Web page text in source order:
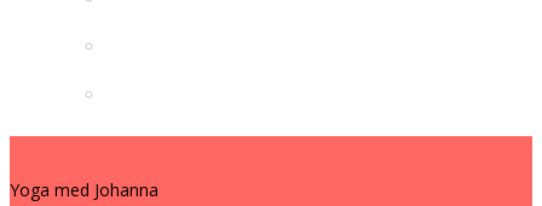
Yoga med Johanna